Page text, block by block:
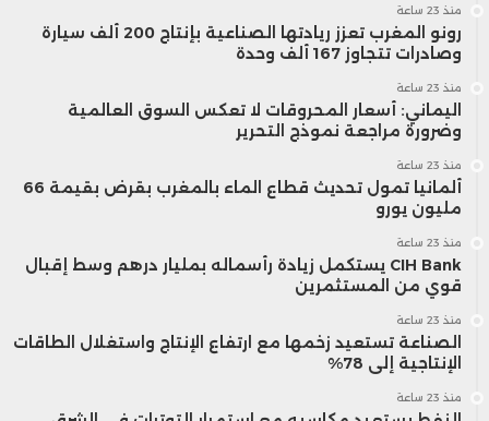
منذ 23 ساعة
رونو المغرب تعزز ريادتها الصناعية بإنتاج 200 ألف سيارة
وصادرات تتجاوز 167 ألف وحدة
منذ 23 ساعة
اليماني: أسعار المحروقات لا تعكس السوق العالمية
وضرورة مراجعة نموذج التحرير
منذ 23 ساعة
ألمانيا تمول تحديث قطاع الماء بالمغرب بقرض بقيمة 66
مليون يورو
منذ 23 ساعة
CIH Bank يستكمل زيادة رأسماله بمليار درهم وسط إقبال
قوي من المستثمرين
منذ 23 ساعة
الصناعة تستعيد زخمها مع ارتفاع الإنتاج واستغلال الطاقات
الإنتاجية إلى 78%
منذ 23 ساعة